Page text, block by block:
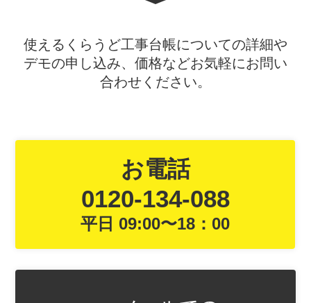
使えるくらうど工事台帳についての詳細や
デモの申し込み、価格などお気軽にお問い
合わせください。
お電話
0120-134-088
平日 09:00〜18：00